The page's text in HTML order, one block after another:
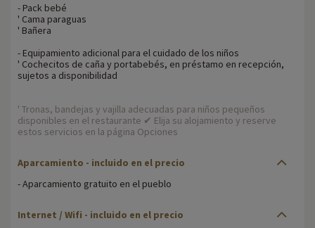
- Pack bebé
' Cama paraguas
' Bañera
- Equipamiento adicional para el cuidado de los niños
' Cochecitos de caña y portabebés, en préstamo en recepción,
sujetos a disponibilidad
' Tronas, bandejas y vajilla adecuadas para niños pequeños
disponibles en el restaurante ✔ Elija su alojamiento y reserve
estos servicios en la página Opciones
Aparcamiento - incluido en el precio
- Aparcamiento gratuito en el pueblo
Internet / Wifi - incluido en el precio